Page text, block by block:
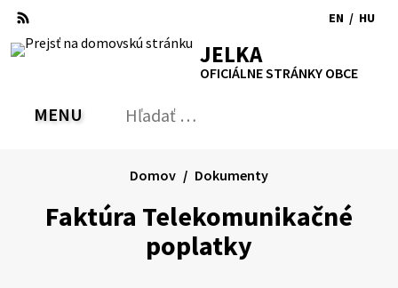
Preskočiť
obsah
RSS MapaTlačiť
Zvýšiť
kontrast
písmapísma
EN
to
/ HU
JELKA
OFICIÁLNE STRÁNKY OBCE
PREPNÚŤ
MENU Hľadať:
Faktúra Telekomunikačné
poplatky
Domov Dokumenty